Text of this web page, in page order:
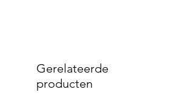
Gerelateerde
producten